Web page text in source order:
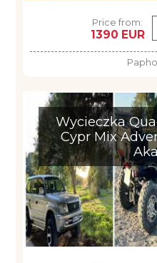
Price from:
1390 EUR
Wycieczka
Cypr Mix